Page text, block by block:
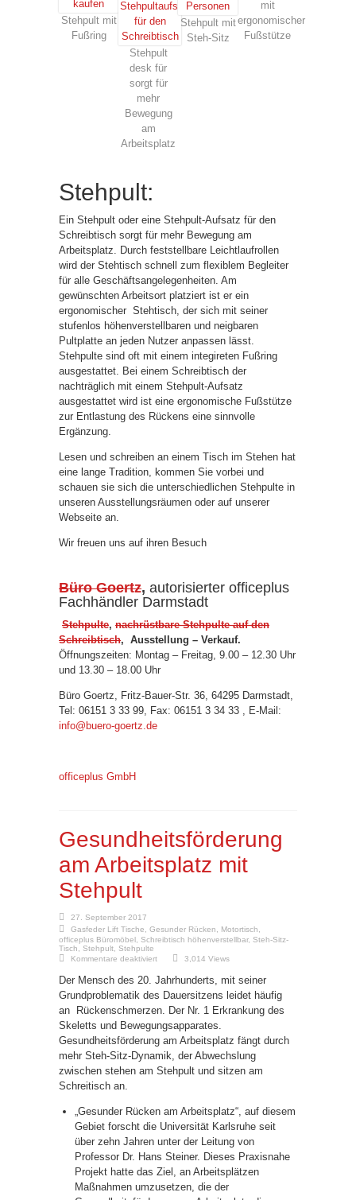
Stehpult mit
Fußring
Stehpult
desk für
sorgt für
mehr
Bewegung
am
Arbeitsplatz
Stehpult mit
Steh-Sitz
mit
ergonomischer
Fußstütze
Stehpult:
Ein Stehpult oder eine Stehpult-Aufsatz für den
Schreibtisch sorgt für mehr Bewegung am
Arbeitsplatz. Durch feststellbare Leichtlaufrollen
wird der Stehtisch schnell zum flexiblem Begleiter
für alle Geschäftsangelegenheiten. Am
gewünschten Arbeitsort platziert ist er ein
ergonomischer Stehtisch, der sich mit seiner
stufenlos höhenverstellbaren und neigbaren
Pultplatte an jeden Nutzer anpassen lässt.
Stehpulte sind oft mit einem integireten Fußring
ausgestattet. Bei einem Schreibtisch der
nachträglich mit einem Stehpult-Aufsatz
ausgestattet wird ist eine ergonomische Fußstütze
zur Entlastung des Rückens eine sinnvolle
Ergänzung.
Lesen und schreiben an einem Tisch im Stehen hat
eine lange Tradition, kommen Sie vorbei und
schauen sie sich die unterschiedlichen Stehpulte in
unseren Ausstellungsräumen oder auf unserer
Webseite an.
Wir freuen uns auf ihren Besuch
Büro Goertz, autorisierter officeplus
Fachhändler Darmstadt
Stehpulte, nachrüstbare Stehpulte auf den
Schreibtisch, Ausstellung – Verkauf.
Öffnungszeiten: Montag – Freitag, 9.00 – 12.30 Uhr
und 13.30 – 18.00 Uhr
Büro Goertz, Fritz-Bauer-Str. 36, 64295 Darmstadt,
Tel: 06151 3 33 99, Fax: 06151 3 34 33 , E-Mail:
info@buero-goertz.de
officeplus GmbH
Gesundheitsförderung
am Arbeitsplatz mit
Stehpult
27. September 2017
Gasfeder Lift Tische
Gesunder Rücken Motortisch
officeplus Büromöbel Schreibtisch höhenverstellbar, Steh-Sitz-
Tisch
Stehpult Stehpulte
Kommentare deaktiviertfür
am
Arbeitsplatz
mit
Stehpult
3,014 Views
Der Mensch des 20. Jahrhunderts, mit seiner
Grundproblematik des Dauersitzens leidet häufig
an Rückenschmerzen. Der Nr. 1 Erkrankung des
Skeletts und Bewegungsapparates.
Gesundheitsförderung am Arbeitsplatz fängt durch
mehr Steh-Sitz-Dynamik, der Abwechslung
zwischen stehen am Stehpult und sitzen am
Schreitisch an.
„Gesunder Rücken am Arbeitsplatz“, auf diesem
Gebiet forscht die Universität Karlsruhe seit
über zehn Jahren unter der Leitung von
Professor Dr. Hans Steiner. Dieses Praxisnahe
Projekt hatte das Ziel, an Arbeitsplätzen
Maßnahmen umzusetzen, die der